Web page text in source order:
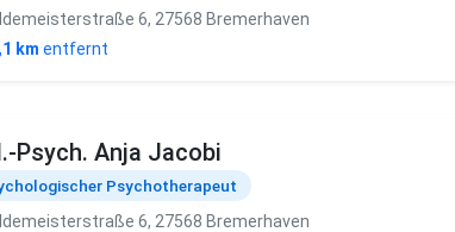
6, 27568 Bremerhaven
km entfernt
Psych. Anja Jacobi
Psychotherapeut
6, 27568 Bremerhaven